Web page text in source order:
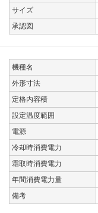
サイズ
承認図
機種名
外形寸法
定格内容積
設定温度範囲
電源
冷却時消費電力
霜取時消費電力
年間消費電力量
備考